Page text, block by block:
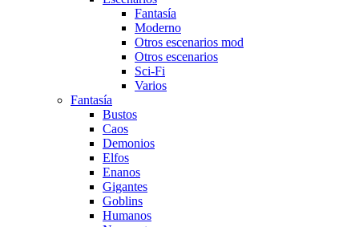
Fantasía
Moderno
Otros escenarios mod
Otros escenarios
Sci-Fi
Varios
Fantasí­a
Bustos
Caos
Demonios
Elfos
Enanos
Gigantes
Goblins
Humanos